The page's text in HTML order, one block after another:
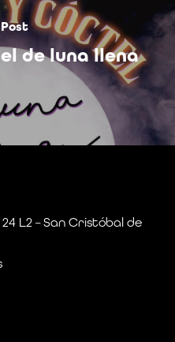
de luna llena
L2 – San Cristóbal de